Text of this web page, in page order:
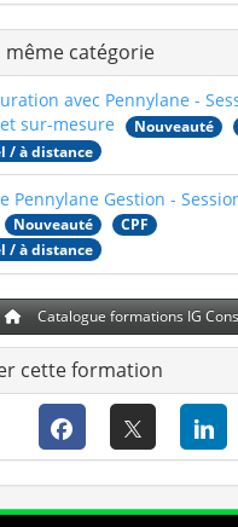
même catégorie
avec Pennylane -
sur-mesure
Nouveauté
/ à distance
Pennylane Gestion -
Nouveauté
CPF
/ à distance
Catalogue formations IG
cette formation